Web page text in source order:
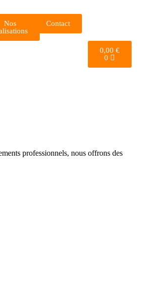
Nos
Contact
0,00 €
0
professionnels, nous offrons des